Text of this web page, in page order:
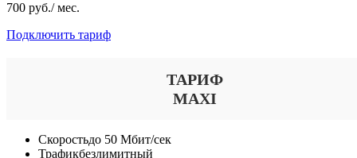
700 руб./ мес.
Подключить тариф
ТАРИФ
MAXI
Скоростьдо 50 Мбит/сек
Трафикбезлимитный